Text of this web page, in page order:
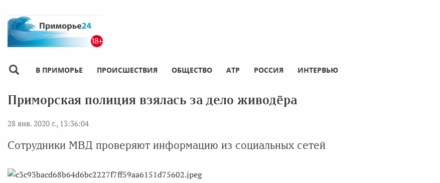
В ПРИМОРЬЕ ПРОИСШЕСТВИЯ ОБЩЕСТВО АТР РОССИЯ ИНТЕРВЬЮ
Приморская полиция взялась за дело живодёра
28 янв. 2020 г., 13:36:04
Сотрудники МВД проверяют информацию из социальных сетей